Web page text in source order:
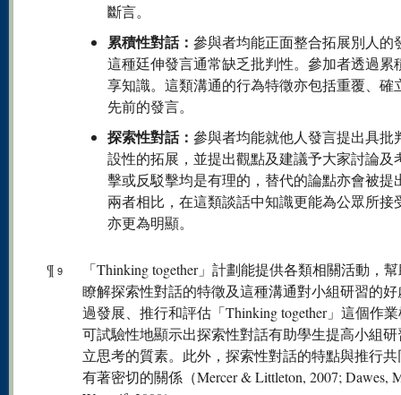
斷言。
累積性對話： 參與者均能正面整合拓展別人的
這種廷伸發言通常缺乏批判性。參加者透過累
享知識。這類溝通的行為特徵亦包括重覆、確
先前的發言。
探索性對話： 參與者均能就他人發言提出具批
設性的拓展，並提出觀點及建議予大家討論及
擊或反駁擊均是有理的，替代的論點亦會被提
兩者相比，在這類談話中知識更能為公眾所接
亦更為明顯。
¶ 9
「Thinking together」計劃能提供各類相關活動，
瞭解探索性對話的特徵及這種溝通對小組研習的
過發展、推行和評估「Thinking together」這個作
可試驗性地顯示出探索性對話有助學生提高小組
立思考的質素。此外，探索性對話的特點與推行
有著密切的關係（Mercer & Littleton, 2007; Dawes,